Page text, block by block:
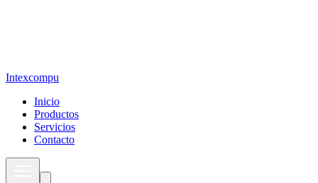
Intexcompu
Inicio
Productos
Servicios
Contacto